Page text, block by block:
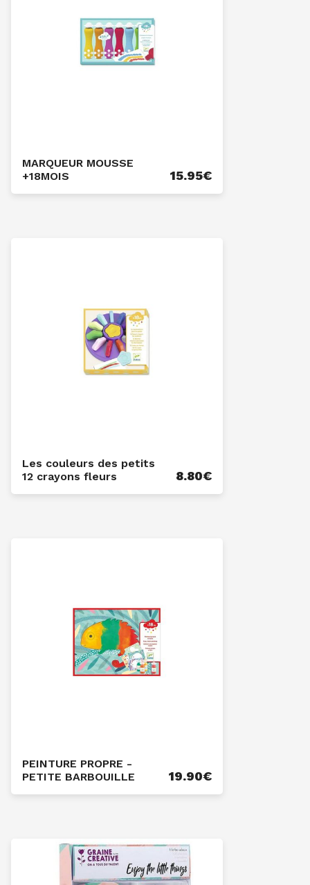
MARQUEUR MOUSSE
+18MOIS
15.95€
Les couleurs des petits
12 crayons fleurs
8.80€
PEINTURE PROPRE -
PETITE BARBOUILLE
19.90€